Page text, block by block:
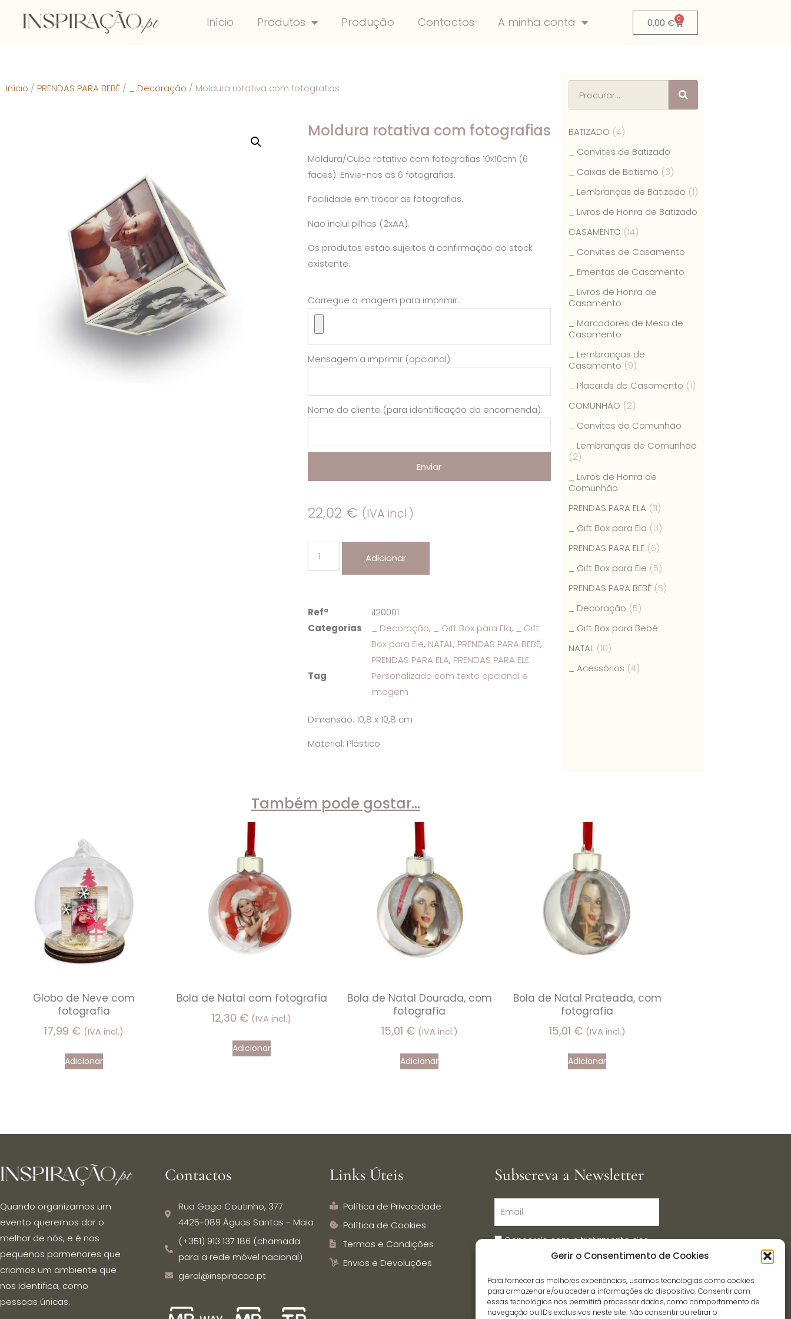
Gerir o Consentimento de Cookies
Para fornecer as melhores experiências, usamos tecnologias como cookies
para armazenar e/ou aceder a informações do dispositivo. Consentir com
essas tecnologias nos permitirá processar dados, como comportamento de
navegação ou IDs exclusivos neste site. Não consentir ou retirar o
Início Produtos Produção Contactos A minha conta 0,00 € 0
Início / PRENDAS PARA BEBÉ / _ Decoração / Moldura rotativa com fotografias
Moldura rotativa com fotografias
Moldura/Cubo rotativo com fotografias 10x10cm (6
faces). Envie-nos as 6 fotografias.
Facilidade em trocar as fotografias.
Não inclui pilhas (2xAA).
Os produtos estão sujeitos à confirmação do stock
existente.
Carregue a imagem para imprimir:
Mensagem a imprimir (opcional):
Nome do cliente (para identificação da encomenda):
Enviar
22,02 € (IVA incl.)
Adicionar
Refª
i120001
Categorias
_ Decoração, _ Gift Box para Ela,
_ Gift
Box para Ele, NATAL, PRENDAS PARA BEBÉ,
PRENDAS PARA ELA, PRENDAS PARA ELE
Tag
Personalizado com texto opcional e
imagem
Dimensão: 10,8 x 10,8 cm
Material: Plástico
BATIZADO (4)
_ Convites de Batizado
_ Caixas de Batismo (3)
_ Lembranças de Batizado (1)
_ Livros de Honra de Batizado
CASAMENTO (14)
_ Convites de Casamento
_ Ementas de Casamento
_ Livros de Honra de
Casamento
_ Marcadores de Mesa de
Casamento
_ Lembranças de
Casamento (9)
_ Placards de Casamento (1)
COMUNHÃO (2)
_ Convites de Comunhão
_ Lembranças de Comunhão
(2)
_ Livros de Honra de
Comunhão
PRENDAS PARA ELA (11)
_ Gift Box para Ela (3)
PRENDAS PARA ELE (6)
_ Gift Box para Ele (5)
PRENDAS PARA BEBÉ (5)
_ Decoração (5)
_ Gift Box para Bebé
NATAL (10)
_ Acessórios (4)
Também pode gostar…
Globo de Neve com
fotografia
17,99 € (IVA incl.)
Adicionar
Bola de Natal com fotografia
12,30 € (IVA incl.)
Adicionar
Bola de Natal Dourada, com
fotografia
15,01 € (IVA incl.)
Adicionar
Bola de Natal Prateada, com
fotografia
15,01 € (IVA incl.)
Adicionar
Quando organizamos um
evento queremos dar o
melhor de nós, e é nos
pequenos pormenores que
criamos um ambiente que
nos identifica, como
pessoas únicas.
Contactos
Rua Gago Coutinho, 377
4425-089 Águas Santas - Maia
(+351) 913 137 186 (chamada
para a rede móvel nacional)
geral@inspiracao.pt
Links Úteis
Política de Privacidade
Política de Cookies
Termos e Condições
Envios e Devoluções
Subscreva a Newsletter
Concordo com o tratamento dos
dados pessoais, por parte da
comunicação.